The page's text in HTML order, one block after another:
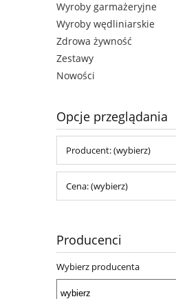
Wyroby garmażeryjne
Wyroby wędliniarskie
Zdrowa żywność
Zestawy
Nowości
Opcje przeglądania
Producent: (wybierz)
Cena: (wybierz)
Producenci
Wybierz producenta